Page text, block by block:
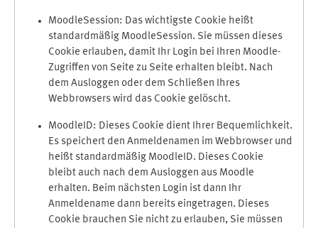
MoodleSession: Das wichtigste Cookie heißt
standardmäßig MoodleSession. Sie müssen dieses
Cookie erlauben, damit Ihr Login bei Ihren Moodle-
Zugriffen von Seite zu Seite erhalten bleibt. Nach
dem Ausloggen oder dem Schließen Ihres
Webbrowsers wird das Cookie gelöscht.
MoodleID: Dieses Cookie dient Ihrer Bequemlichkeit.
Es speichert den Anmeldenamen im Webbrowser und
heißt standardmäßig MoodleID. Dieses Cookie
bleibt auch nach dem Ausloggen aus Moodle
erhalten. Beim nächsten Login ist dann Ihr
Anmeldename dann bereits eingetragen. Dieses
Cookie brauchen Sie nicht zu erlauben, Sie müssen